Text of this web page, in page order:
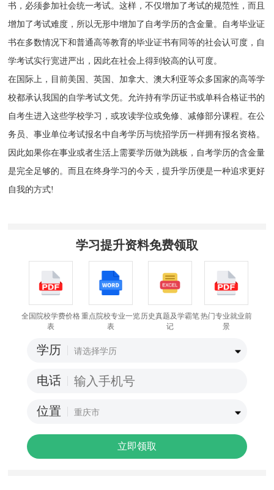
书，必须参加社会统一考试。这样，不仅增加了考试的规范性，而且
增加了考试难度，所以无形中增加了自考学历的含金量。自考毕业证
书在多数情况下和普通高等教育的毕业证书有同等的社会认可度，自
学考试实行宽进严出，因此在社会上得到较高的认可度。
在国际上，目前美国、英国、加拿大、澳大利亚等众多国家的高等学
校都承认我国的自学考试文凭。允许持有学历证书或单科合格证书的
自考生进入这些学校学习，或攻读学位或免修、减修部分课程。在公
务员、事业单位考试报名中自考学历与统招学历一样拥有报名资格。
因此如果你在事业或者生活上需要学历做为跳板，自考学历的含金量
是完全足够的。而且在终身学习的今天，提升学历便是一种追求更好
自我的方式!
学习提升资料免费领取
全国院校学费价格
表
重点院校专业一览
表
历史真题及学霸笔
记
热门专业就业前
景
学历
电话
位置
立即领取